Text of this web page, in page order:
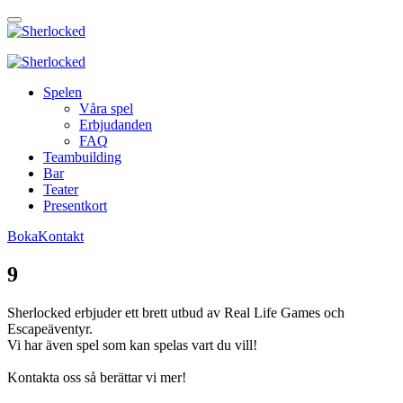
Spelen
Våra spel
Erbjudanden
FAQ
Teambuilding
Bar
Teater
Presentkort
BokaKontakt
9
Sherlocked erbjuder ett brett utbud av Real Life Games och
Escapeäventyr.
Vi har även spel som kan spelas vart du vill!
Kontakta oss så berättar vi mer!